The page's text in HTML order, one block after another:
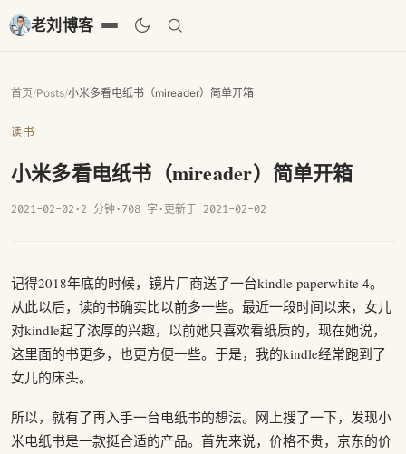
老刘博客
首页/Posts/小米多看电纸书（mireader）简单开箱
读书
小米多看电纸书（mireader）简单开箱
2021-02-02 · 2 分钟· 708 字 · 更新于 2021-02-02
记得2018年底的时候，镜片厂商送了一台kindle paperwhite 4。
从此以后，读的书确实比以前多一些。最近一段时间以来，女儿
对kindle起了浓厚的兴趣，以前她只喜欢看纸质的，现在她说，
这里面的书更多，也更方便一些。于是，我的kindle经常跑到了
女儿的床头。
所以，就有了再入手一台电纸书的想法。网上搜了一下，发现小
米电纸书是一款挺合适的产品。首先来说，价格不贵，京东的价